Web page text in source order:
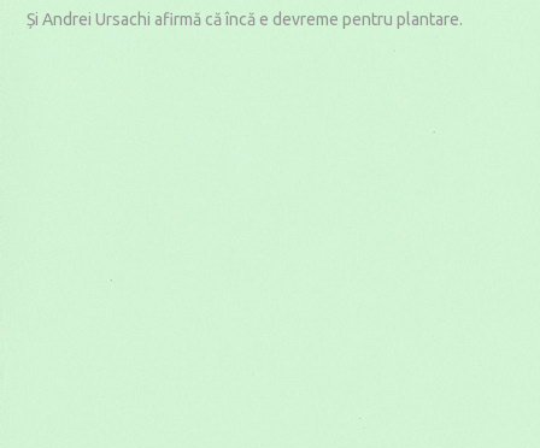
Și Andrei Ursachi afirmă că încă e devreme pentru plantare.